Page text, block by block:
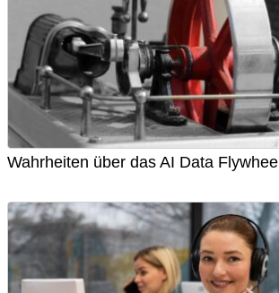
Wahrheiten über das AI Data Flywheel